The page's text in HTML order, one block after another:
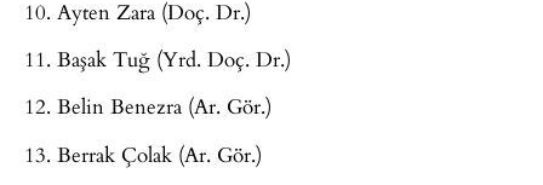
10. Ayten Zara (Doç. Dr.)
11. Başak Tuğ (Yrd. Doç. Dr.)
12. Belin Benezra (Ar. Gör.)
13. Berrak Çolak (Ar. Gör.)